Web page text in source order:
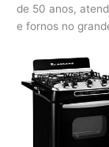
de 50 anos,
e fornos no